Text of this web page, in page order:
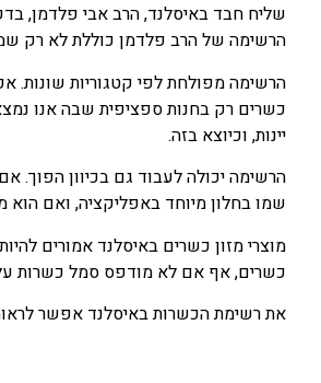
שליח חבד באיסלנד, הרב אבי פלדמן,
הרשימה של הרב פלדמן כוללת לא רק
הרשימה מפולחת לפי קטגוריות
כשרים רק בחנות ספציפית שבה אנו
יינות, וכיוצא בזה.
הרשימה יכולה לעבוד גם בכיוון הפוך.
שמו בחלון מיוחד באפליקציה, ואם הוא
כשרים, אף אם לא מודפס סמל כשרות
את רשימת הכשרות באיסלנד אפשר